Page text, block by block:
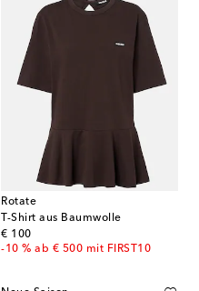
Rotate
T-Shirt aus Baumwolle
€ 100
original price
-10 % ab € 500 mit FIRST10